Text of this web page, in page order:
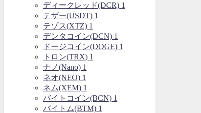
ディークレッド(DCR) 1
テザー(USDT) 1
テゾス(XTZ) 1
デンタコイン(DCN) 1
ドージコイン(DOGE) 1
トロン(TRX) 1
ナノ(Nano) 1
ネオ(NEO) 1
ネム(XEM) 1
バイトコイン(BCN) 1
バイトム(BTM) 1